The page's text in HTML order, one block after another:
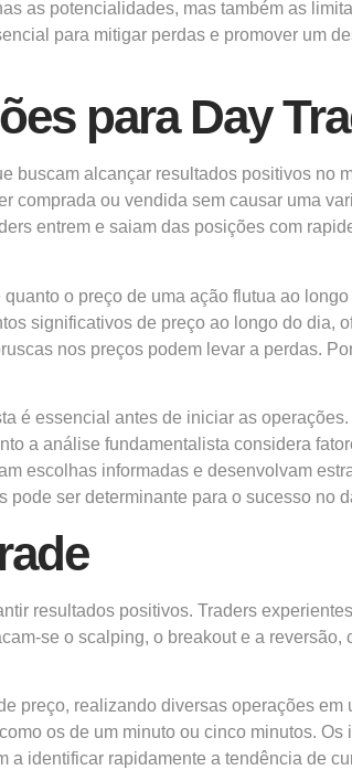
as potencialidades, mas também as
para mitigar perdas e promover um
para Day
alcançar resultados positivos no
ou vendida sem causar uma
entrem e saiam das posições com
o preço de uma ação flutua ao
significativos de preço ao longo do dia,
nos preços podem levar a perdas.
essencial antes de iniciar as
a análise fundamentalista considera
escolhas informadas e desenvolvam
pode ser determinante para o sucesso no
resultados positivos. Traders
se o scalping, o breakout e a
preço, realizando diversas operações
os de um minuto ou cinco minutos.
identificar rapidamente a tendência de